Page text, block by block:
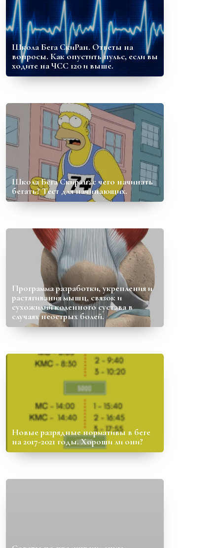
Школа Бега СкиРан. Ответы на
вопросы. Как опустить пульс, если вы
ходите на ЧСС 120 и выше.
Школа Бега Скиран: с чего начинать
бегать? Тест для начинающих.
Программа разработки, укрепления и
растягивания мышц, связок и
сухожилий коленного сустава в
случаях неострых болей.
Новые разрядные нормативы в беге
на 2017-2021 годы. Хороши ли они?